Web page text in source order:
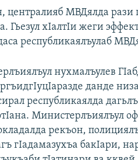
централияб МВДялда рази
Гьезул хIалтIи жеги
республикаялъулаб
нухмалъулев
данде
республикаялда
Министерлъиялъул
рекъон,
гIадамазухъа бакIари,